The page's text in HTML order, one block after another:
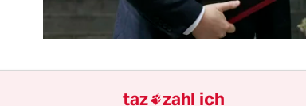
taz zahl ich